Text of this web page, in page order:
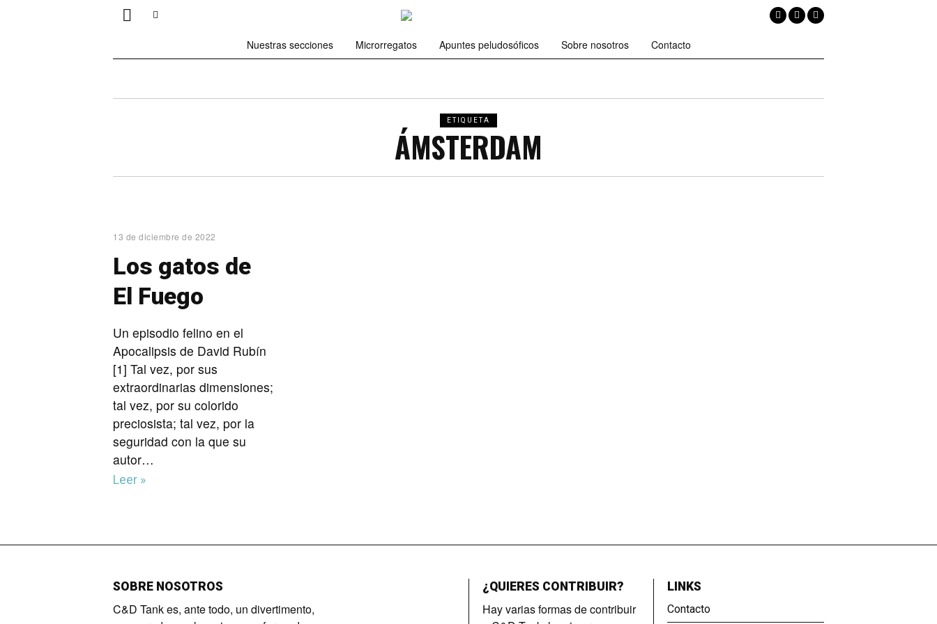
Nuestras secciones Microrregatos Apuntes peludosóficos Sobre nosotros Contacto
ETIQUETA
ÁMSTERDAM
13 de diciembre de 2022
Los gatos de
El Fuego
Un episodio felino en el
Apocalipsis de David Rubín
[1] Tal vez, por sus
extraordinarias dimensiones;
tal vez, por su colorido
preciosista; tal vez, por la
seguridad con la que su
autor…
Leer »
SOBRE NOSOTROS
C&D Tank es, ante todo, un divertimento,
¿QUIERES CONTRIBUIR?
Hay varias formas de contribuir
LINKS
Contacto